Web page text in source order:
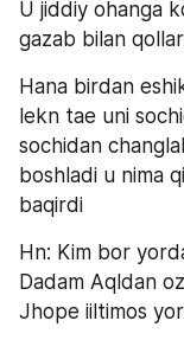
U jiddiy ohanga
gazab bilan
Hana birdan
lekn tae uni
sochidan
boshladi u nima
baqirdi
Hn: Kim bor
Dadam Aqldan
Jhope iiltimos